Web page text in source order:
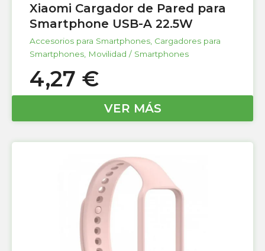
Xiaomi Cargador de Pared para
Smartphone USB-A 22.5W
Accesorios para Smartphones Cargadores para
Smartphones Movilidad / Smartphones
4,27 €
VER MÁS